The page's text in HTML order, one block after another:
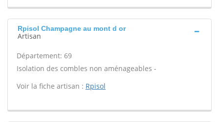
Rpisol Champagne au mont d or
Artisan
Département: 69
Isolation des combles non aménageables -
Voir la fiche artisan : Rpisol